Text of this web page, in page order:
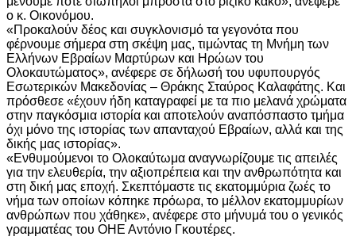
ο κ. Οικονόμου.
«Προκαλούν δέος και συγκλονισμό τα γεγονότα που
φέρνουμε σήμερα στη σκέψη μας, τιμώντας τη Μνήμη των
Ελλήνων Εβραίων Μαρτύρων και Ηρώων του
Ολοκαυτώματος», ανέφερε σε δήλωσή του υφυπουργός
Εσωτερικών Μακεδονίας – Θράκης Σταύρος Καλαφάτης. Και
πρόσθεσε «έχουν ήδη καταγραφεί με τα πιο μελανά χρώματα
στην παγκόσμια ιστορία και αποτελούν αναπόσπαστο τμήμα
όχι μόνο της ιστορίας των απανταχού Εβραίων, αλλά και της
δικής μας ιστορίας».
«Ενθυμούμενοι το Ολοκαύτωμα αναγνωρίζουμε τις απειλές
για την ελευθερία, την αξιοπρέπεια και την ανθρωπότητα και
στη δική μας εποχή. Σκεπτόμαστε τις εκατομμύρια ζωές το
νήμα των οποίων κόπηκε πρόωρα, το μέλλον εκατομμυρίων
ανθρώπων που χάθηκε», ανέφερε στο μήνυμά του ο γενικός
γραμματέας του ΟΗΕ Αντόνιο Γκουτέρες.